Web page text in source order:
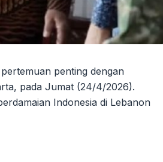
penting dengan
pada Jumat (24/4/2026).
Indonesia di Lebanon